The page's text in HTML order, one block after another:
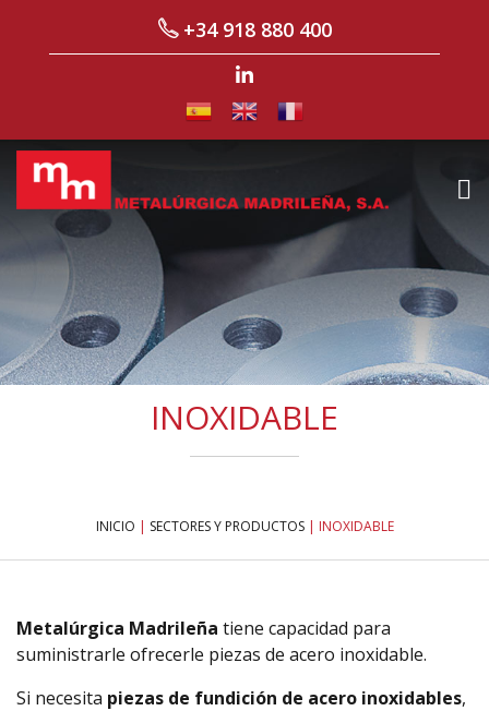
+34 918 880 400
INOXIDABLE
INICIO | SECTORES Y PRODUCTOS| INOXIDABLE
Metalúrgica Madrileña tiene capacidad para
suministrarle ofrecerle piezas de acero inoxidable.
Si necesita piezas de fundición de acero inoxidables,